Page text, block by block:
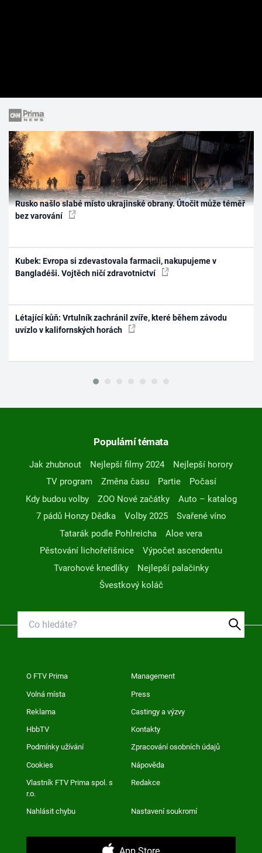
Rusko našlo slabé místo ukrajinské obrany. Útočit může téměř
bez varování
Kubek: Evropa si zdevastovala farmacii, nakupujeme v
Bangladéši. Vojtěch ničí zdravotnictví
Létající kůň: Vrtulník zachránil zvíře, které během závodu
uvízlo v kalifornských horách
Populární témata
Jak zhubnout Nejlepší filmy 2024
Nejlepší horory
TV program
Změna času Partie
Počasí
Kdy budou volby
ZOO Nové začátky
Auto – katalog
7 pádů Honzy Dědka
Volby 2025
Svařené víno
Tatarák podle Pohlreicha
Aloe vera
Pěstování lichořeřišnice
Výpočet ascendentu
Tvarohové knedlíky
Nejlepší palačinky
Švestkový koláč
O FTV Prima Management
Volná místa Press
Reklama Castingy a výzvy
HbbTV Kontakty
Podmínky užívání Zpracování osobních údajů
Cookies Nápověda
Vlastník FTV Prima spol. s
r.o.
Redakce
Nahlásit chybu Nastavení soukromí